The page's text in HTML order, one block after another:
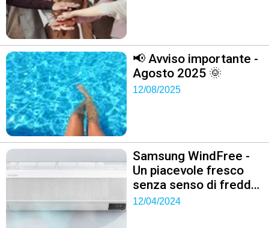
📢 Avviso importante -
Agosto 2025 🌞
12/08/2025
Samsung WindFree -
Un piacevole fresco
senza senso di freddo
🌬
12/04/2024